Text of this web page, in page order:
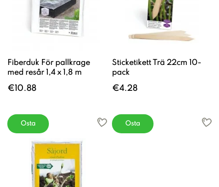
Fiberduk För pallkrage
med resår 1,4 x 1,8 m
€10.88
Osta
Sticketikett Trä 22cm 10-
pack
€4.28
Osta